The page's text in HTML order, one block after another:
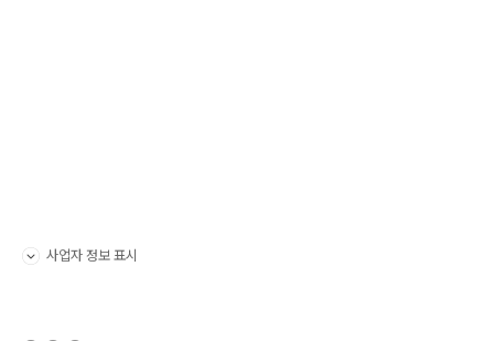
사업자 정보 표시